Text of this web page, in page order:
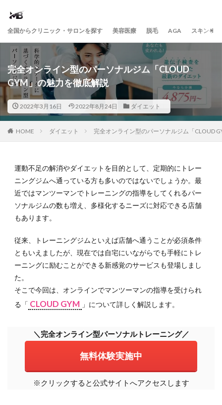
全国からクリニック・サロンを探す 美容医療 脱毛 AGA スキンケア
完全オンライン型のパーソナルジム「CLOUD
GYM」の魅力を徹底解説
2022年3月16日 2022年8月24日 ダイエット
HOME ダイエット 完全オンライン型のパーソナルジム「CLOUD
運動不足の解消やダイエットを目的として、定期的にトレー
ニングジムへ通っている方も多いのではないでしょうか。最
近ではマンツーマンでトレーニングの指導をしてくれるパー
ソナルジムの数も増え、多様化するニーズに対応できる店舗
もあります。
従来、トレーニングジムといえば店舗へ通うことが必須条件
ともいえましたが、現在では自宅にいながらでも手軽にトレ
ーニングに励むことができる新感覚のサービスも登場しまし
た。
そこで今回は、オンラインでマンツーマンの指導を受けられ
る「 CLOUD GYM 」について詳しく解説します。
＼完全オンライン型パーソナルトレーニング／
無料体験実施中
※クリックすると公式サイトへアクセスします